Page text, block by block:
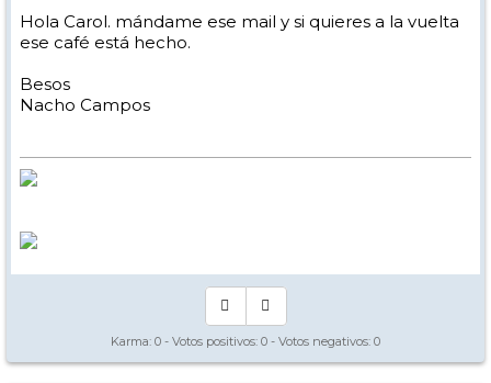
Hola Carol. mándame ese mail y si quieres a la vuelta
ese café está hecho.
Besos
Nacho Campos
Karma: 0 - Votos positivos: 0 - Votos negativos: 0